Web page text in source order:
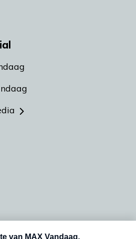
en dinsdagochtend in